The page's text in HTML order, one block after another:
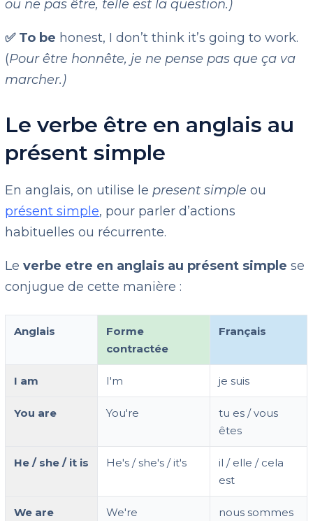
ou ne pas être, telle est la question.)
✅ To be honest, I don’t think it’s going to work.
(Pour être honnête, je ne pense pas que ça va
marcher.)
Le verbe être en anglais au
présent simple
En anglais, on utilise le present simple ou
présent simple, pour parler d’actions
habituelles ou récurrente.
Le verbe etre en anglais au présent simple se
conjugue de cette manière :
Anglais
Forme
contractée
Français
I am I'm je suis
You are You're
tu es / vous
êtes
He / she / it is He's / she's / it's
il / elle / cela
est
We are We're nous sommes